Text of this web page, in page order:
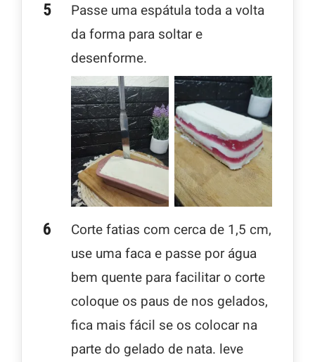
Passe uma espátula toda a volta
da forma para soltar e
desenforme.
Corte fatias com cerca de 1,5 cm,
use uma faca e passe por água
bem quente para facilitar o corte
coloque os paus de nos gelados,
fica mais fácil se os colocar na
parte do gelado de nata. leve